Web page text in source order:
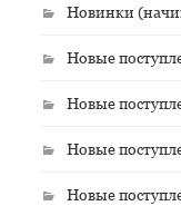
Новинки
Новые
Новые
Новые
Новые